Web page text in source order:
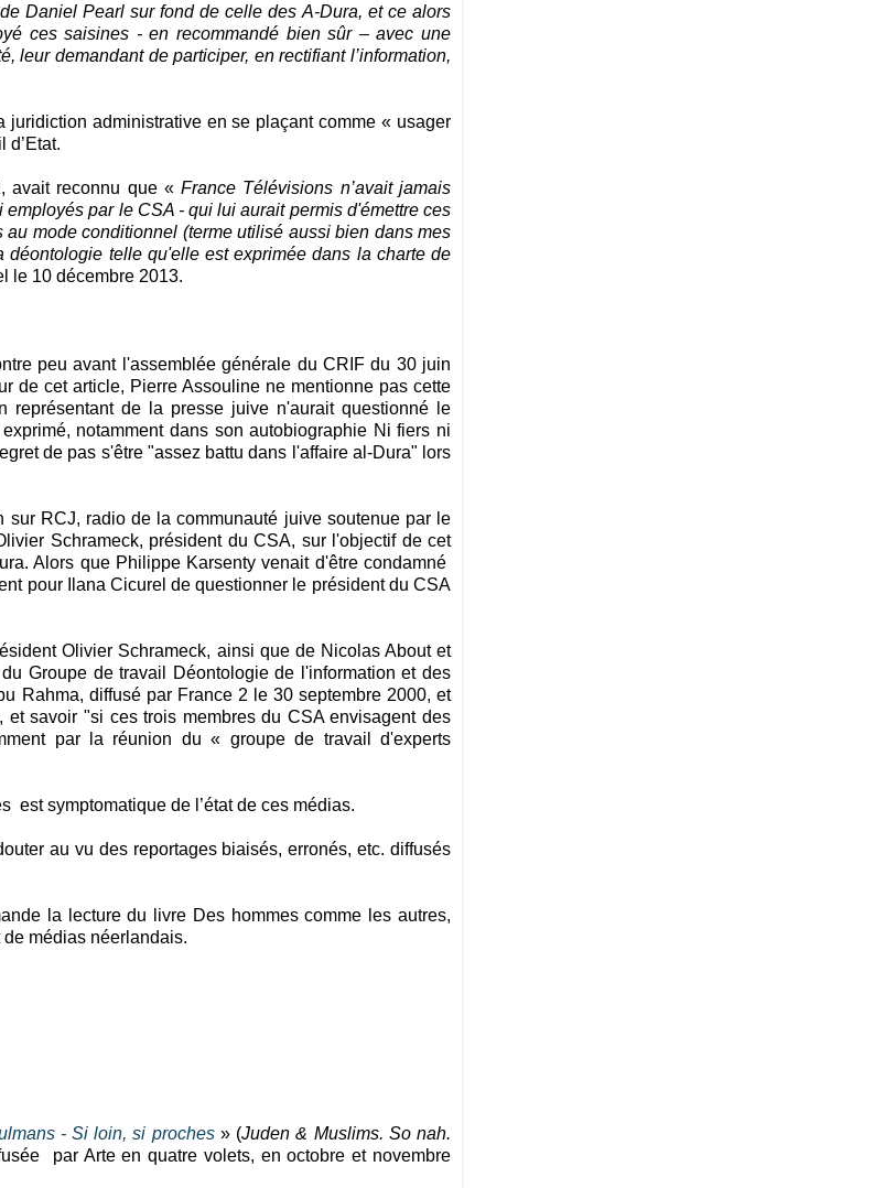
Daniel Pearl sur fond de celle des A-Dura, et ce alors
ces saisines - en recommandé bien sûr – avec une
leur demandant de participer, en rectifiant l’information,
administrative en se plaçant comme « usager
d’Etat.
avait reconnu que «France Télévisions n’avait jamais
par le CSA - qui lui aurait permis d'émettre ces
mode conditionnel (terme utilisé aussi bien dans mes
telle qu'elle est exprimée dans la charte de
le 10 décembre 2013.
peu avant l'assemblée générale du CRIF du 30 juin
de cet article, Pierre Assouline ne mentionne pas cette
de la presse juive n'aurait questionné le
notamment dans son autobiographie Ni fiers ni
de pas s'être "assez battu dans l'affaire al-Dura" lors
sur RCJ, radio de la communauté juive soutenue par le
Schrameck, président du CSA, sur l'objectif de cet
Alors que Philippe Karsenty venait d'être condamné
pour Ilana Cicurel de questionner le président du CSA
Olivier Schrameck, ainsi que de Nicolas About et
Groupe de travail Déontologie de l'information et des
Rahma, diffusé par France 2 le 30 septembre 2000, et
savoir "si ces trois membres du CSA envisagent des
par la réunion du « groupe de travail d'experts
est symptomatique de l’état de ces médias.
au vu des reportages biaisés, erronés, etc. diffusés
la lecture du livre Des hommes comme les autres,
médias néerlandais.
- Si loin, si proches» (Juden & Muslims. So nah.
par Arte en quatre volets, en octobre et novembre